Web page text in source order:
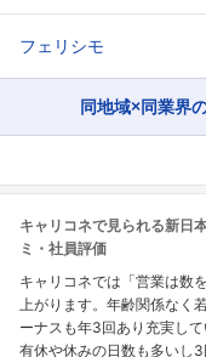
フェリシモ
同地域×同業界
キャリコネで見られる新日
ミ・社員評価
キャリコネでは「営業は数
上がります。年齢関係なく
ーナスも年3回あり充実し
有休や休みの日数も多いし